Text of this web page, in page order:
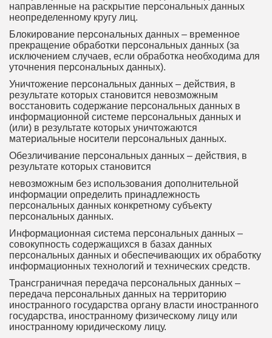
направленные на раскрытие персональных данных
неопределенному кругу лиц.
Блокирование персональных данных – временное
прекращение обработки персональных данных (за
исключением случаев, если обработка необходима для
уточнения персональных данных).
Уничтожение персональных данных – действия, в
результате которых становится невозможным
восстановить содержание персональных данных в
информационной системе персональных данных и
(или) в результате которых уничтожаются
материальные носители персональных данных.
Обезличивание персональных данных – действия, в
результате которых становится
невозможным без использования дополнительной
информации определить принадлежность
персональных данных конкретному субъекту
персональных данных.
Информационная система персональных данных –
совокупность содержащихся в базах данных
персональных данных и обеспечивающих их обработку
информационных технологий и технических средств.
Трансграничная передача персональных данных –
передача персональных данных на территорию
иностранного государства органу власти иностранного
государства, иностранному физическому лицу или
иностранному юридическому лицу.